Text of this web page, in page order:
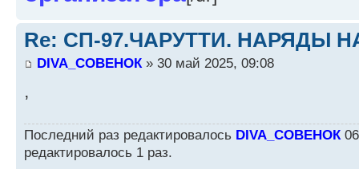
Re: СП-97.ЧАРУТТИ. НАРЯДЫ
DIVA_СОВЕНОК» 30 май 2025, 09:08
,
Последний раз редактировалось DIVA_СОВЕНОК06
редактировалось 1 раз.